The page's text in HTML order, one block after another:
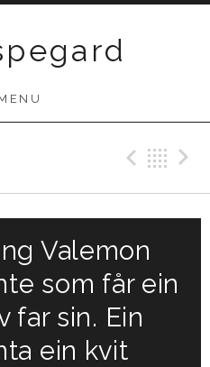
Valemon
som får ein
far sin. Ein
ein kvit